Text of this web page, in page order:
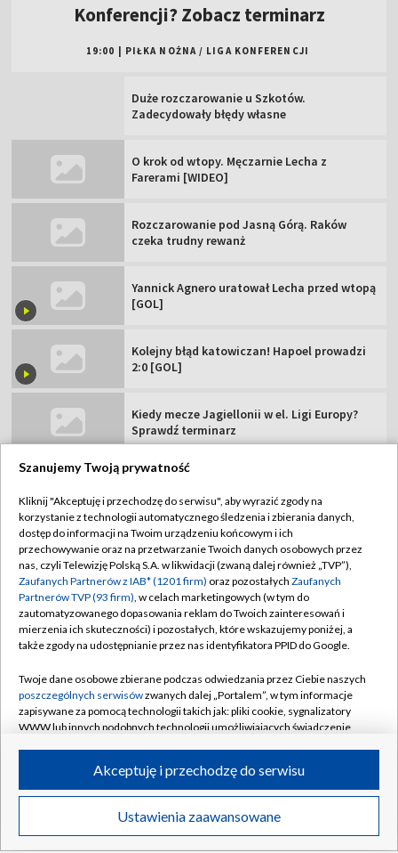
Transmisje Wideo
Kiedy mecze Rakowa w el. Ligi
Konferencji? Zobacz terminarz
[GOL]
Kolejny błąd katowiczan! Hapoel prowadzi
2:0 [GOL]
Kiedy mecze Jagiellonii w el. Ligi Europy?
Sprawdź terminarz
TVP
Abonament TVP
Sklep TVP
Biuro Reklamy
Telegazeta ogłoszenia
Regulamin TVP
Polityka prywatności
Moje zgody
Kontakt
Szanujemy Twoją prywatność
Kliknij "Akceptuję i przechodzę do serwisu", aby wyrazić zgody na
korzystanie z technologii automatycznego śledzenia i zbierania danych,
dostęp do informacji na Twoim urządzeniu końcowym i ich
przechowywanie oraz na przetwarzanie Twoich danych osobowych przez
nas, czyli Telewizję Polską S.A. w likwidacji (zwaną dalej również „TVP”),
Zaufanych Partnerów z IAB* (1201 firm) oraz pozostałych Zaufanych
Partnerów TVP (93 firm), w celach marketingowych (w tym do
zautomatyzowanego dopasowania reklam do Twoich zainteresowań i
mierzenia ich skuteczności) i pozostałych, które wskazujemy poniżej, a
także zgody na udostępnianie przez nas identyfikatora PPID do Google.
Twoje dane osobowe zbierane podczas odwiedzania przez Ciebie naszych
poszczególnych serwisówzwanych dalej „Portalem”, w tym informacje
zapisywane za pomocą technologii takich jak: pliki cookie, sygnalizatory
WWW lub innych podobnych technologii umożliwiających świadczenie
ruchu w Internecie.
Twoje dane osobowe zbierane podczas odwiedzania przez Ciebie
poszczególnych serwisówna Portalu, takie jak adresy IP, identyfikatory
Ustawienia zaawansowane
Akceptuję i przechodzę do serwisu